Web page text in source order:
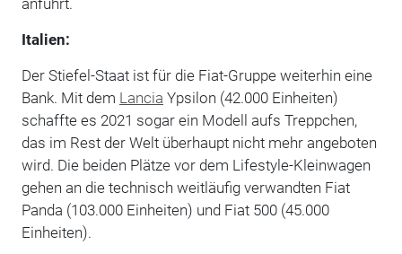
Italien:
Der Stiefel-Staat ist für die Fiat-Gruppe weiterhin eine
Bank. Mit dem Lancia Ypsilon (42.000 Einheiten)
schaffte es 2021 sogar ein Modell aufs Treppchen,
das im Rest der Welt überhaupt nicht mehr angeboten
wird. Die beiden Plätze vor dem Lifestyle-Kleinwagen
gehen an die technisch weitläufig verwandten Fiat
Panda (103.000 Einheiten) und Fiat 500 (45.000
Einheiten).